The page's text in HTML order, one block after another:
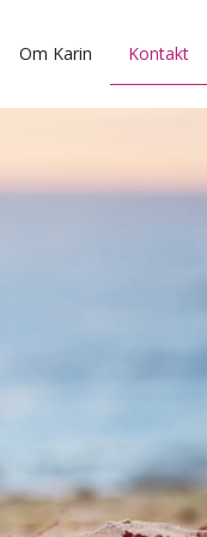
Om Karin Kontakt